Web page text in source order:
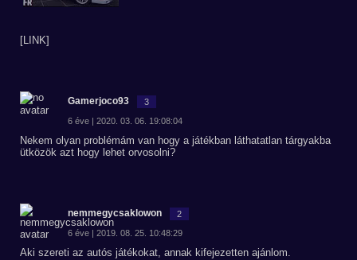
[LINK]
Gamerjoco93 3
6 éve | 2020. 03. 06. 19:08:04
Nekem olyan problémám van hogy a játékban láthatatlan tárgyakba
ütközök azt hogy lehet orvosolni?
nemmegycsaklowon 2
6 éve | 2019. 08. 25. 10:48:29
Aki szereti az autós játékokat, annak kifejezetten ajánlom.